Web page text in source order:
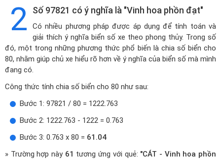
2 Số 97821 có ý nghĩa là "Vinh hoa phồn đạt"
Có nhiều phương pháp được áp dụng để tính toán và
giải thích ý nghĩa biển số xe theo phong thủy. Trong số
đó, một trong những phương thức phổ biến là chia số biển cho
80, nhằm giúp chủ xe hiểu rõ hơn về ý nghĩa của biển số mà mình
đang có.
Công thức tính chia số biển cho 80 như sau:
Bước 1: 97821 / 80 = 1222.763
Bước 2: 1222.763 - 1222 = 0.763
Bước 3: 0.763 x 80 = 61.04
» Trường hợp này 61 tương ứng với quẻ: "CÁT - Vinh hoa phồn